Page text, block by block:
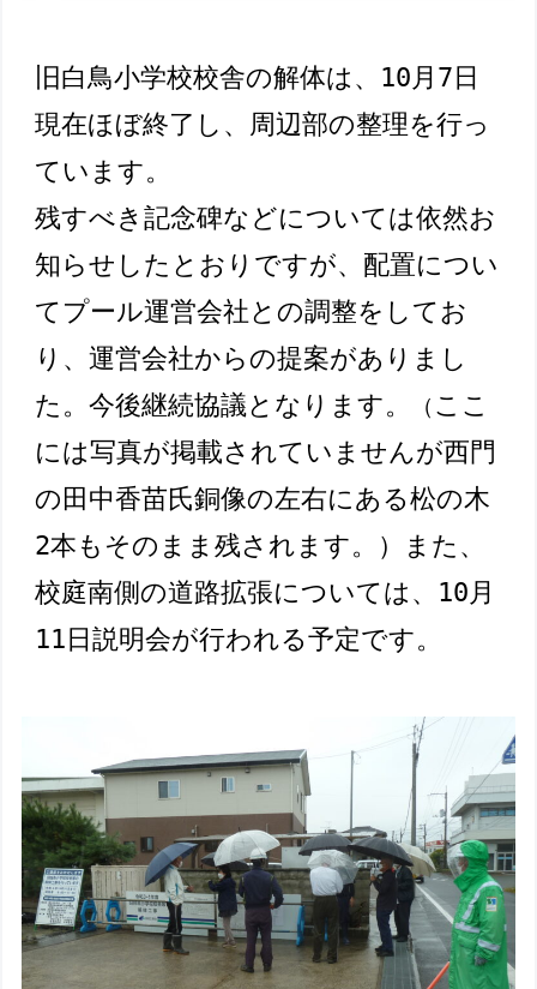
旧白鳥小学校校舎の解体は、10月7日
現在ほぼ終了し、周辺部の整理を行っ
ています。
残すべき記念碑などについては依然お
知らせしたとおりですが、配置につい
てプール運営会社との調整をしてお
り、運営会社からの提案がありまし
た。今後継続協議となります。
（ ここ
には写真が掲載されていませんが西門
の田中香苗氏銅像の左右にある松の木
2本もそのまま残されます。）また、
校庭南側の道路拡張については、10月
11日説明会が行われる予定です。